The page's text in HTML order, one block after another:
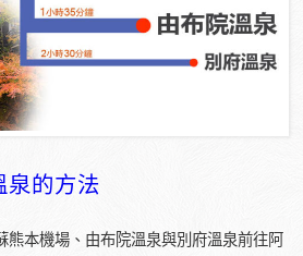
泉的方法
熊本機場、由布院溫泉與別府溫泉前往阿